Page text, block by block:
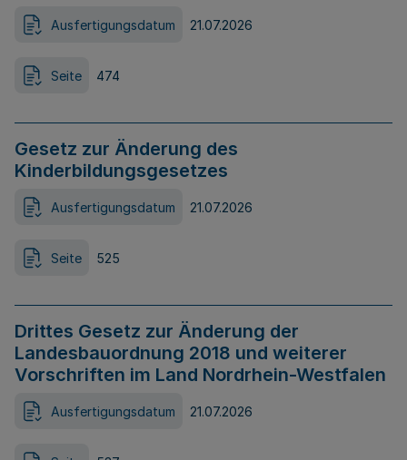
Ausfertigungsdatum 21.07.2026
Seite 474
Gesetz zur Änderung des
Kinderbildungsgesetzes
Ausfertigungsdatum 21.07.2026
Seite 525
Drittes Gesetz zur Änderung der
Landesbauordnung 2018 und weiterer
Vorschriften im Land Nordrhein-Westfalen
Ausfertigungsdatum 21.07.2026